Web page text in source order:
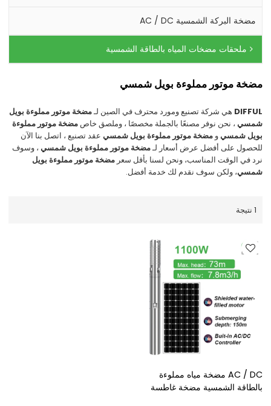
مضخة البركة الشمسية AC / DC
ملحقات مضخات المياه بالطاقة الشمسية
مضخة موتور مملوءة بويل شمسي
DIFFUL هي شركة تصنيع ومورد محترف في الصين لـمضخة موتور مملوءة بويل
شمسي ، نحن نوفر مصنعًا بالجملة مخصصًا ، وملصق خاصمضخة موتور مملوءة
بويل شمسيومضخة موتور مملوءة بويل شمسي عقد تصنيع ، اتصل بنا الآن
للحصول على أفضل عرض أسعار لـمضخة موتور مملوءة بويل شمسي ، وسوف
نرد في الوقت المناسب، ونحن لسنا بأقل سعرمضخة موتور مملوءة بويل
شمسي، ولكن سوف نقدم لك خدمة أفضل.
1 نتيجة
AC / DC مضخة مياه مملوءة
بالطاقة الشمسية مضخة غاطسة